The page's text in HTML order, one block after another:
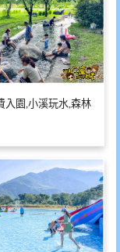
入園,小溪玩水,森林